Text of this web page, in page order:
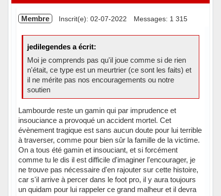
Membre Inscrit(e): 02-07-2022 Messages: 1 315
jedilegendes a écrit:
Moi je comprends pas qu'il joue comme si de rien
n'était, ce type est un meurtrier (ce sont les faits) et
il ne mérite pas nos encouragements ou notre
soutien
Lambourde reste un gamin qui par imprudence et
insouciance a provoqué un accident mortel. Cet
évènement tragique est sans aucun doute pour lui terrible
à traverser, comme pour bien sûr la famille de la victime.
On a tous été gamin et insouciant, et si forcément
comme tu le dis il est difficile d'imaginer l'encourager, je
ne trouve pas nécessaire d'en rajouter sur cette histoire,
car s'il arrive à percer dans le foot pro, il y aura toujours
un quidam pour lui rappeler ce grand malheur et il devra